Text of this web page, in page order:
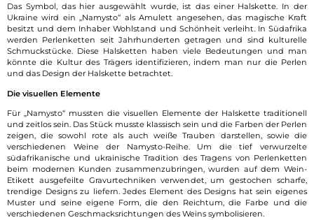
Das Symbol, das hier ausgewählt wurde, ist das einer Halskette. In der
Ukraine wird ein „Namysto“ als Amulett angesehen, das magische Kraft
besitzt und dem Inhaber Wohlstand und Schönheit verleiht. In Südafrika
werden Perlenketten seit Jahrhunderten getragen und sind kulturelle
Schmuckstücke. Diese Halsketten haben viele Bedeutungen und man
könnte die Kultur des Trägers identifizieren, indem man nur die Perlen
und das Design der Halskette betrachtet.
Die visuellen Elemente
Für „Namysto“ mussten die visuellen Elemente der Halskette traditionell
und zeitlos sein. Das Stück musste klassisch sein und die Farben der Perlen
zeigen, die sowohl rote als auch weiße Trauben darstellen, sowie die
verschiedenen Weine der Namysto-Reihe. Um die tief verwurzelte
südafrikanische und ukrainische Tradition des Tragens von Perlenketten
beim modernen Kunden zusammenzubringen, wurden auf dem Wein-
Etikett ausgefeilte Gravurtechniken verwendet, um gestochen scharfe,
trendige Designs zu liefern. Jedes Element des Designs hat sein eigenes
Muster und seine eigene Form, die den Reichtum, die Farbe und die
verschiedenen Geschmacksrichtungen des Weins symbolisieren.